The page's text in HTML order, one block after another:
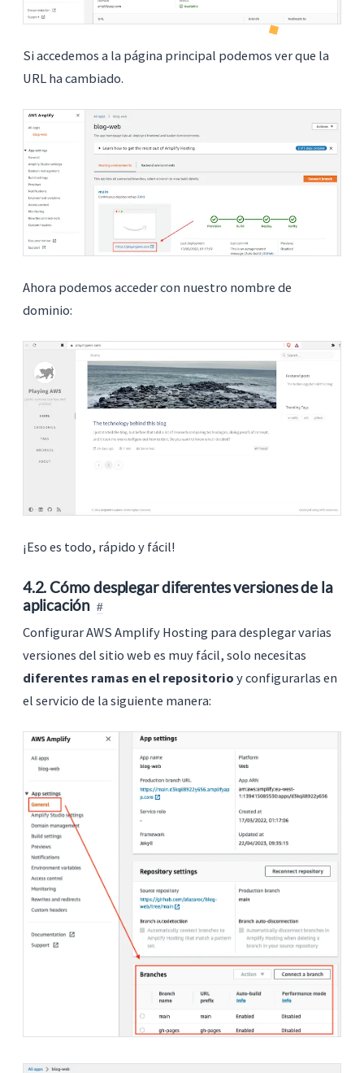
Si accedemos a la página principal podemos ver que la
URL ha cambiado.
Ahora podemos acceder con nuestro nombre de
dominio:
¡Eso es todo, rápido y fácil!
4.2. Cómo desplegar diferentes versiones de la
aplicación
Configurar AWS Amplify Hosting para desplegar varias
versiones del sitio web es muy fácil, solo necesitas
diferentes ramas en el repositorio y configurarlas en
el servicio de la siguiente manera: